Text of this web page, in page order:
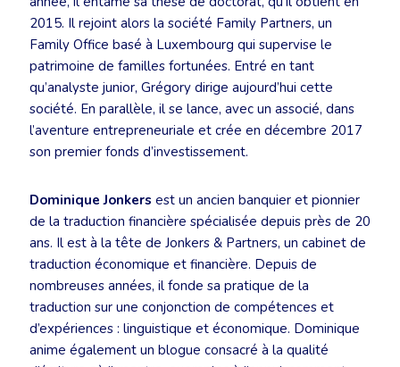
2015. Il rejoint alors la société Family Partners, un
Family Office basé à Luxembourg qui supervise le
patrimoine de familles fortunées. Entré en tant
qu’analyste junior, Grégory dirige aujourd’hui cette
société. En parallèle, il se lance, avec un associé, dans
l’aventure entrepreneuriale et crée en décembre 2017
son premier fonds d’investissement.
Dominique Jonkers est un ancien banquier et pionnier
de la traduction financière spécialisée depuis près de 20
ans. Il est à la tête de Jonkers & Partners, un cabinet de
traduction économique et financière. Depuis de
nombreuses années, il fonde sa pratique de la
traduction sur une conjonction de compétences et
d’expériences : linguistique et économique. Dominique
anime également un blogue consacré à la qualité